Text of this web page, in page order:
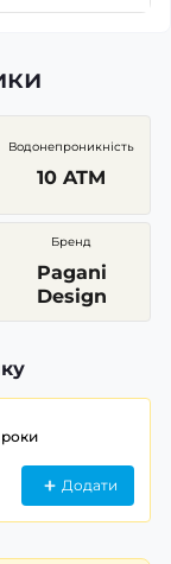
Водонепроникність
10 ATM
Бренд
Pagani
Design
Додати